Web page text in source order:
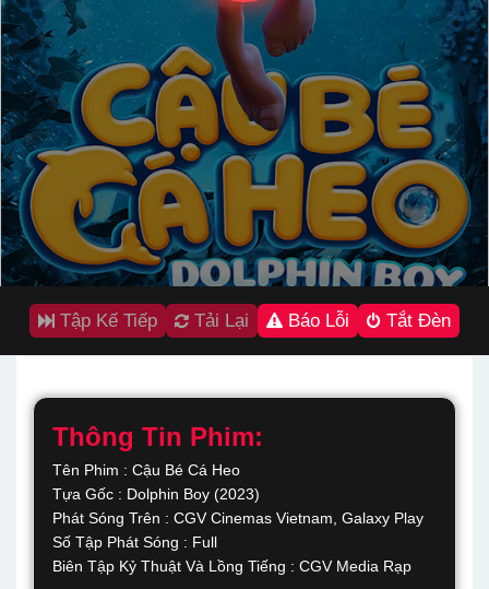
Tập Kế Tiếp Tải Lại Báo Lỗi Tắt Đèn
Thông Tin Phim:
Tên Phim : Cậu Bé Cá Heo
Tựa Gốc : Dolphin Boy (2023)
Phát Sóng Trên : CGV Cinemas Vietnam, Galaxy Play
Số Tập Phát Sóng : Full
Biên Tập Kỷ Thuật Và Lồng Tiếng : CGV Media Rạp